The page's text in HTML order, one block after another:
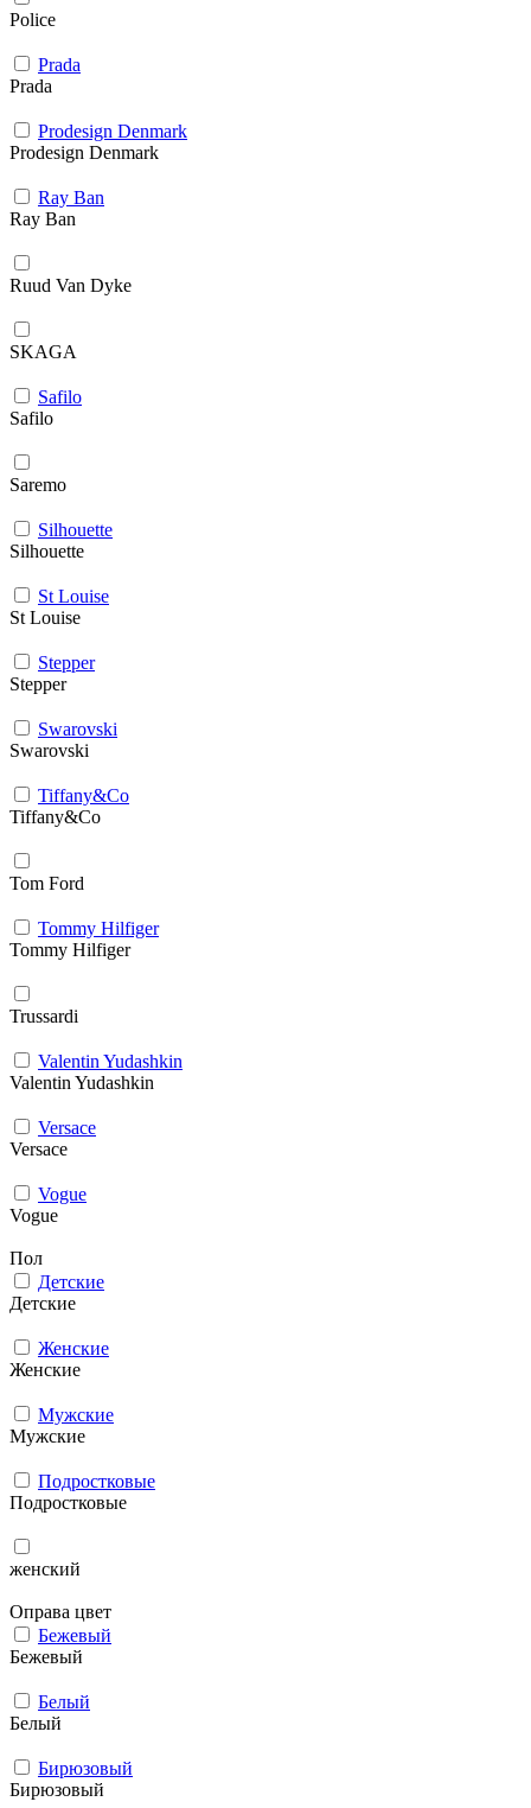
Police
Prada
Prada
Prodesign Denmark
Prodesign Denmark
Ray Ban
Ray Ban
Ruud Van Dyke
SKAGA
Safilo
Safilo
Saremo
Silhouette
Silhouette
St Louise
St Louise
Stepper
Stepper
Swarovski
Swarovski
Tiffany&Co
Tiffany&Co
Tom Ford
Tommy Hilfiger
Tommy Hilfiger
Trussardi
Valentin Yudashkin
Valentin Yudashkin
Versace
Versace
Vogue
Vogue
Пол
Детские
Детские
Женские
Женские
Мужcкие
Мужcкие
Подростковые
Подростковые
женский
Оправа цвет
Бежевый
Бежевый
Белый
Белый
Бирюзовый
Бирюзовый